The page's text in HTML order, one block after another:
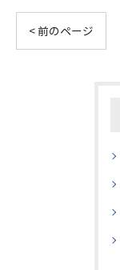
< 前のページ